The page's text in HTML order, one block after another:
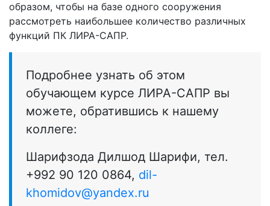
образом, чтобы на базе одного сооружения
рассмотреть наибольшее количество различных
функций ПК ЛИРА-САПР.
Подробнее узнать об этом
обучающем курсе ЛИРА-САПР вы
можете, обратившись к нашему
коллеге:
Шарифзода Дилшод Шарифи, тел.
+992 90 120 0864, dil-
khomidov@yandex.ru